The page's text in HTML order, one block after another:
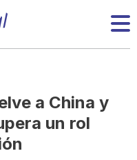
a China y
un rol